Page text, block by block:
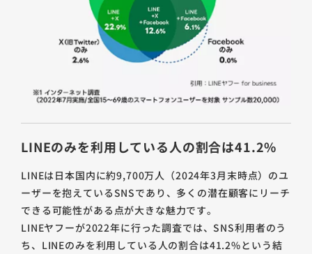
LINEのみを利用している人の割合は41.2%
LINEは日本国内に約9,700万人（2024年3月末時点）のユ
ーザーを抱えているSNSであり、多くの潜在顧客にリーチ
できる可能性がある点が大きな魅力です。
LINEヤフーが2022年に行った調査では、SNS利用者のう
ち、LINEのみを利用している人の割合は41.2%という結